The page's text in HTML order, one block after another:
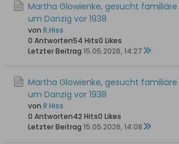
Martha Glowienke, gesucht familiäre
um Danzig vor 1938
von R.Hiss
0 Antworten54 Hits0 Likes
Letzter Beitrag 15.05.2026, 14:27
Martha Glowienke, gesucht familiäre
um Danzig vor 1938
von R.Hiss
0 Antworten42 Hits0 Likes
Letzter Beitrag 15.05.2026, 14:08